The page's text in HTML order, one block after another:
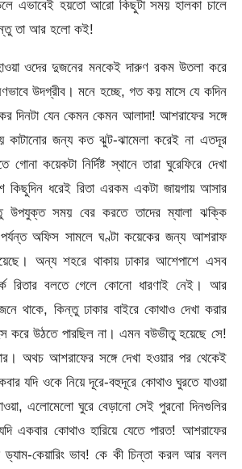
এভাবেই হয়তো আরো কিছুটা সময় হালকা চালে
তা আর হলো কই!
ওদের দুজনের মনকেই দারুণ রকম উতলা করে
উদগ্রীব। মনে হচ্ছে, গত কয় মাসে যে কদিন
দিনটা যেন কেমন কেমন আলাদা! আশরাফের সঙ্গে
কাটানোর জন্য কত ঝুট-ঝামেলা করেই না এতদূর
কয়েকটা নির্দিষ্ট স্থানে তারা ঘুরেফিরে দেখা
কিছুদিন ধরেই রিতা এরকম একটা জায়গায় আসার
উপযুক্ত সময় বের করতে তাদের ম্যালা ঝক্কি
অফিস সামলে ঘণ্টা কয়েকের জন্য আশরাফ
অন্য শহরে থাকায় ঢাকার আশেপাশে এসব
রিতার বলতে গেলে কোনো ধারণাই নেই। আর
থাকে, কিন্তু ঢাকার বাইরে কোথাও দেখা করার
করে উঠতে পারছিল না। এমন বউভীতু হয়েছে সে!
অথচ আশরাফের সঙ্গে দেখা হওয়ার পর থেকেই
যদি ওকে নিয়ে দূরে-বহুদূরে কোথাও ঘুরতে যাওয়া
খাওয়া, এলোমেলো ঘুরে বেড়ানো সেই পুরনো দিনগুলির
একবার কোথাও হারিয়ে যেতে পারত! আশরাফের
কেয়ারিং ভাব! কে কী চিন্তা করল আর বলল